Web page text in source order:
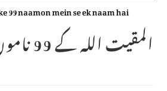
99 naamon mein se ek naam hai